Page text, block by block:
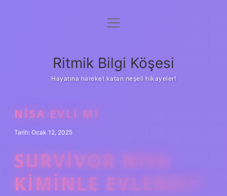
Anasayfa
Yasal Uyarı
menüyü
Ritmik Bilgi Köşesi
Hayatına hareket katan neşeli hikayeler!
NISA EVLI MI
Tarih: Ocak 12, 2025
SURVIVOR NISA
KIMINLE EVLENDI?